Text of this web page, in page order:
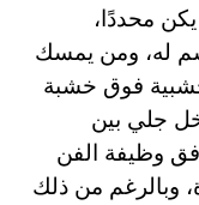
يكن محددًا،
له، ومن يمسك
فوق خشبة
جلي بين
وظيفة الفن
وبالرغم من ذلك